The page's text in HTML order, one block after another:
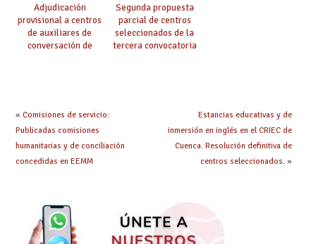
Adjudicación
provisional a centros
de auxiliares de
conversación de
Segunda propuesta
parcial de centros
seleccionados de la
tercera convocatoria
« Comisiones de servicio:
Publicadas comisiones
humanitarias y de conciliación
concedidas en EEMM
Estancias educativas y de
inmersión en inglés en el CRIEC de
Cuenca. Resolución definitiva de
centros seleccionados.»